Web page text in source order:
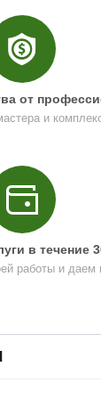
490-008
от
и
в течение
работы и даем